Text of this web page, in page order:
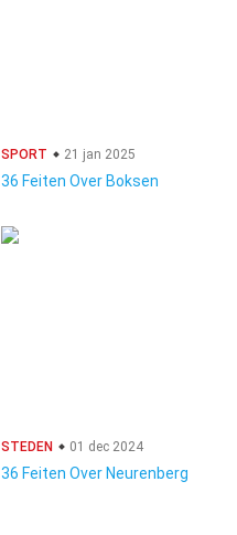
SPORT 21 jan 2025
36 Feiten Over Boksen
STEDEN 01 dec 2024
36 Feiten Over Neurenberg